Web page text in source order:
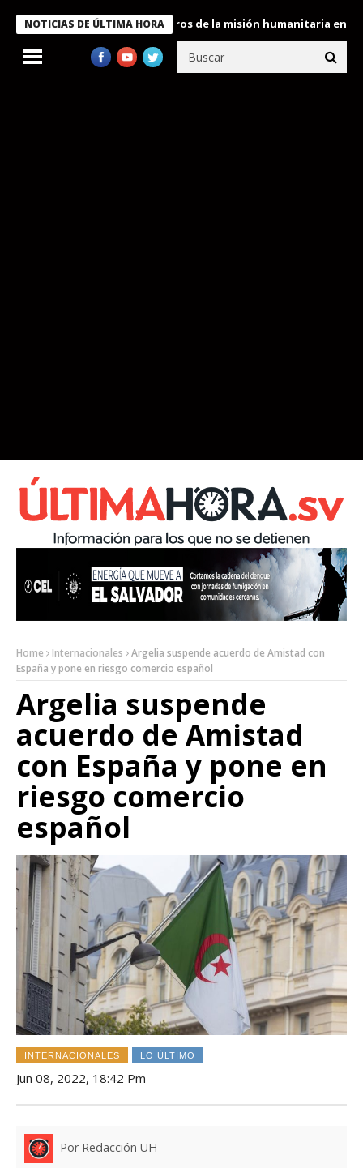
NOTICIAS DE ÚLTIMA HORA
condecora a miembros de la misión humanitaria enviada a
Home Internacionales
Argelia suspende acuerdo de Amistad con
España y pone en riesgo comercio español
Argelia suspende
acuerdo de Amistad
con España y pone en
riesgo comercio
español
INTERNACIONALES LO ÚLTIMO
Jun 08, 2022, 18:42 Pm
Por Redacción UH